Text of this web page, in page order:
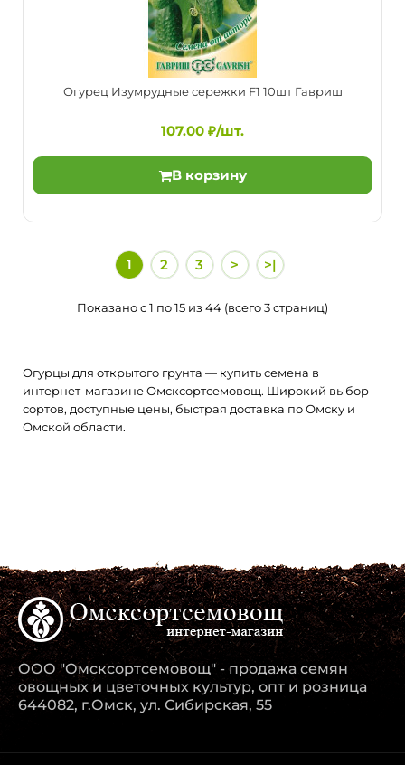
Огурец Засолочный 10шт Агрос
Раннеспелый, пчелоопыляемый, салатный, засолочный
сорт. Растение длинноплетистое, индетерминантное, ..
Огурец Зеленые гномики F1 10шт Гавриш
Огурец Изумрудные сережки F1 10шт Гавриш
107.00 ₽/шт.
В корзину
1 2 3 > >|
Показано с 1 по 15 из 44 (всего 3 страниц)
Огурцы для открытого грунта — купить семена в
интернет-магазине Омсксортсемовощ. Широкий выбор
сортов, доступные цены, быстрая доставка по Омску и
Омской области.
ООО "Омсксортсемовощ" - продажа семян
овощных и цветочных культур, опт и розница
644082, г.Омск, ул. Сибирская, 55